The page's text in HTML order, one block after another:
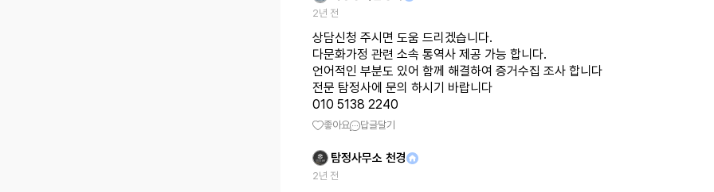
2년 전
상담신청 주시면 도움 드리겠습니다.
다문화가정 관련 소속 통역사 제공 가능 합니다.
언어적인 부분도 있어 함께 해결하여 증거수집 조사 합니다
전문 탐정사에 문의 하시기 바랍니다
010 5138 2240
좋아요 답글달기
탐정사무소 천경
2년 전